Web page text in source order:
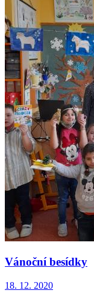
Vánoční besídky
18. 12. 2020